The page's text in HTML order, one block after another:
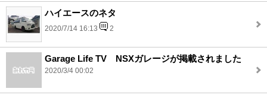
ハイエースのネタ
2020/7/14 16:13 2
Garage Life TV NSXガレージが掲載されました
2020/3/4 00:02